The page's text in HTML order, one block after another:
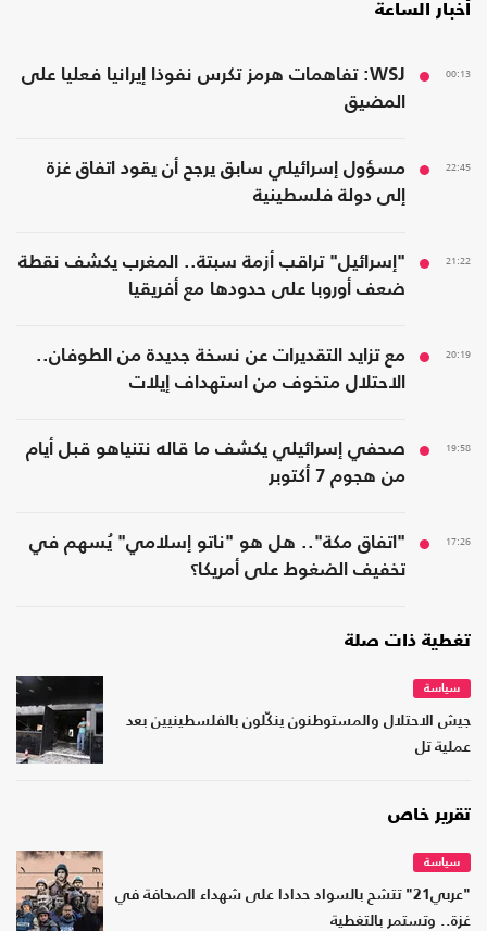
أخبار الساعة
00:13
WSJ: تفاهمات هرمز تكرس نفوذا إيرانيا فعليا على
المضيق
22:45
مسؤول إسرائيلي سابق يرجح أن يقود اتفاق غزة
إلى دولة فلسطينية
21:22
"إسرائيل" تراقب أزمة سبتة.. المغرب يكشف نقطة
ضعف أوروبا على حدودها مع أفريقيا
20:19
مع تزايد التقديرات عن نسخة جديدة من الطوفان..
الاحتلال متخوف من استهداف إيلات
19:58
صحفي إسرائيلي يكشف ما قاله نتنياهو قبل أيام
من هجوم 7 أكتوبر
17:26
"اتفاق مكة".. هل هو "ناتو إسلامي" يُسهم في
تخفيف الضغوط على أمريكا؟
تغطية ذات صلة
سياسة
جيش الاحتلال والمستوطنون ينكّلون بالفلسطينيين بعد
عملية تل
تقرير خاص
سياسة
"عربي21" تتشح بالسواد حدادا على شهداء الصحافة في
غزة.. وتستمر بالتغطية